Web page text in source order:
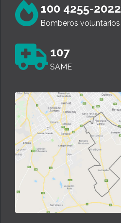
100 4255-2022
Bomberos voluntarios
107
SAME